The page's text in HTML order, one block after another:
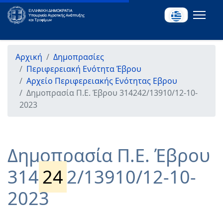
Αρχική
Δημοπρασίες
Περιφερειακή Ενότητα Έβρου
Αρχείο Περιφερειακής Ενότητας Εβρου
Δημοπρασία Π.Ε. Έβρου 314242/13910/12-10-
2023
Δημοπρασία Π.Ε. Έβρου
314242/13910/12-10-
2023